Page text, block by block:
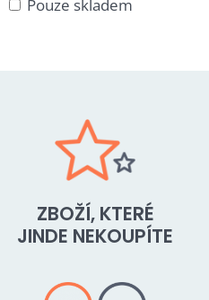
50-80 Kg (1)
Pouze skladem
ZBOŽÍ, KTERÉ
JINDE NEKOUPÍTE